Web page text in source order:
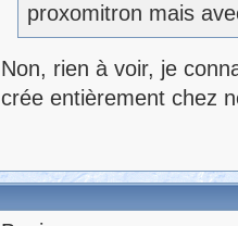
proxomitron mais
Non, rien à voir, je
crée entièrement chez